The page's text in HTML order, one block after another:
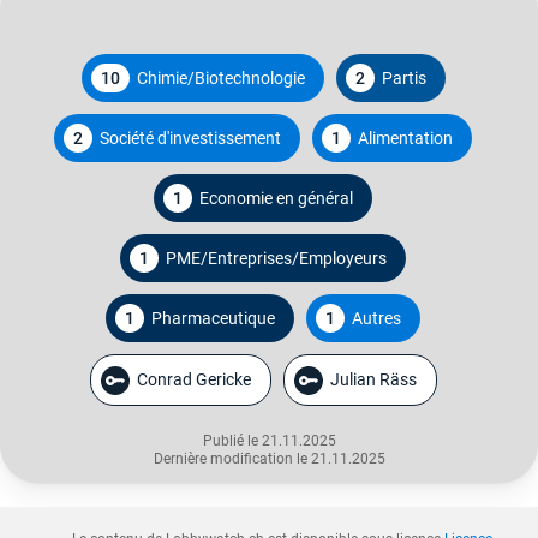
10 Chimie/Biotechnologie 2 Partis
2 Société d'investissement 1 Alimentation
1 Economie en général
1 PME/Entreprises/Employeurs
1 Pharmaceutique 1 Autres
Conrad Gericke Julian Räss
Publié le 21.11.2025
Dernière modification le 21.11.2025